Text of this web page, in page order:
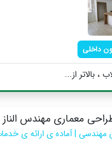
داخلی
، بالاتر از...
معماری مهندس الناز
مهندسی | آماده ی ارائه ی